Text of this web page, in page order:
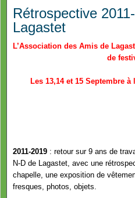
Rétrospective
Lagastet
L’Association des Amis de
de
Les 13,14 et 15 Septembre
2011-2019 : retour sur 9 ans de
N-D de Lagastet, avec une
chapelle, une exposition de
fresques, photos, objets.